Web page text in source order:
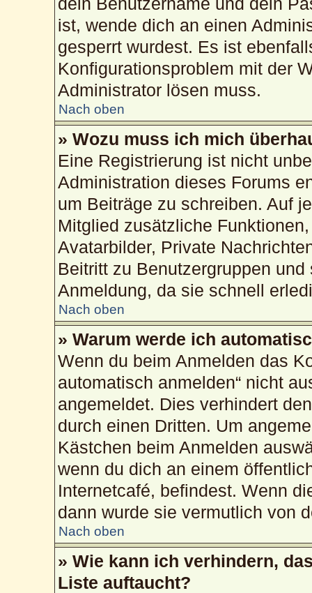
ist, wende dich an einen
gesperrt wurdest. Es ist
Konfigurationsproblem mit der
Administrator lösen muss.
Nach oben
» Wozu muss ich mich
Eine Registrierung ist nicht
Administration dieses Forums
um Beiträge zu schreiben. Auf
Mitglied zusätzliche
Avatarbilder, Private
Beitritt zu Benutzergruppen
Anmeldung, da sie schnell
Nach oben
» Warum werde ich
Wenn du beim Anmelden das
automatisch anmelden“ nicht
angemeldet. Dies verhindert
durch einen Dritten. Um
Kästchen beim Anmelden
wenn du dich an einem
Internetcafé, befindest. Wenn
dann wurde sie vermutlich von
Nach oben
» Wie kann ich verhindern,
Liste auftaucht?